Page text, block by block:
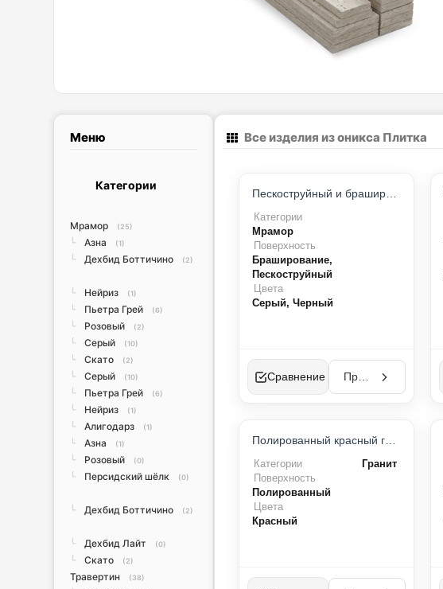
Меню
Категории
Мрамор (25)
└ Азна (1)
└ Дехбид Боттичино (2)
└ Нейриз (1)
└ Пьетра Грей (6)
└ Розовый (2)
└ Серый (10)
└ Скато (2)
└ Серый (10)
└ Пьетра Грей (6)
└ Нейриз (1)
└ Алигодарз (1)
└ Азна (1)
└ Розовый (0)
└ Персидский шёлк (0)
└ Дехбид Боттичино (2)
└ Дехбид Лайт (0)
└ Скато (2)
Травертин (38)
Все изделия из оникса Плитка
Пескоструйный и брашированный Pietra Grey
Категории
Мрамор
Поверхность
Браширование,
Пескоструйный
Цвета
Серый, Черный
Сравнение Просмотр
Полированный красный гранит
Категории
Гранит
Поверхность
Полированный
Цвета
Красный